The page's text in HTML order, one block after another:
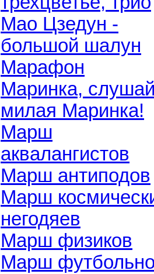
Мао Цзедун -
большой шалун
Марафон
Маринка,
милая Маринка!
Марш
аквалангистов
Марш антиподов
Марш
негодяев
Марш физиков
Марш